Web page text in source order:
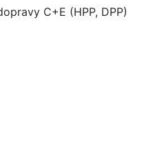
C+E (HPP, DPP)